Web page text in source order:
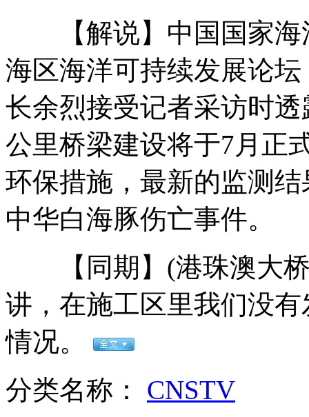
村庄遇山洪 村民撤离留下50头猪
中国三年有望成第一奢侈品消费国
农民戏班再现"宋元南方杂剧"遗存
李冰冰任中英大使传送奥运火炬
【解说】中国国家海
海区海洋可持续发展论
长余烈接受记者采访时
公里桥梁建设将于7月正
环保措施，最新的监测
中华白海豚伤亡事件。
【同期】(港珠澳大桥
讲，在施工区里我们没
情况。
分类名称： CNSTV